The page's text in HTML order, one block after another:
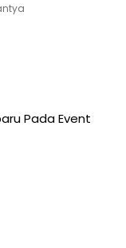
Pada Event